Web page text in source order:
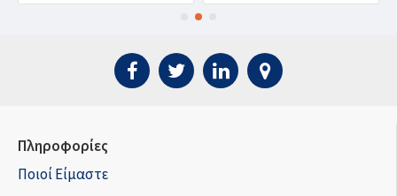
Πληροφορίες
Ποιοί Είμαστε